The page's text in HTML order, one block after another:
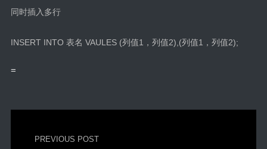
同时插入多行
INSERT INTO 表名 VAULES (列值1，列值2),(列值1，列值2);
=
PREVIOUS POST